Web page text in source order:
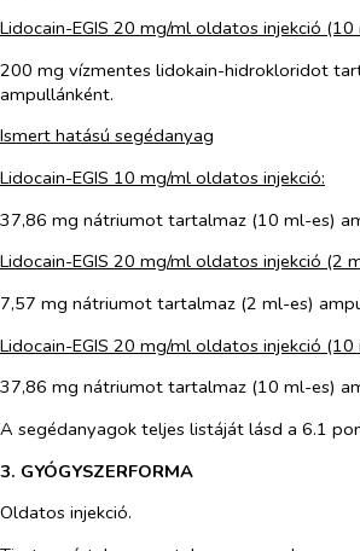
Lidocain-EGIS 20 mg/ml oldatos injekció (10
200 mg vízmentes lidokain-hidrokloridot
ampullánként.
Ismert hatású segédanyag
Lidocain-EGIS 10 mg/ml oldatos injekció:
37,86 mg nátriumot tartalmaz (10 ml-es)
Lidocain-EGIS 20 mg/ml oldatos injekció (2
7,57 mg nátriumot tartalmaz (2 ml-es)
Lidocain-EGIS 20 mg/ml oldatos injekció (10
37,86 mg nátriumot tartalmaz (10 ml-es)
A segédanyagok teljes listáját lásd a 6.1
3. GYÓGYSZERFORMA
Oldatos injekció.